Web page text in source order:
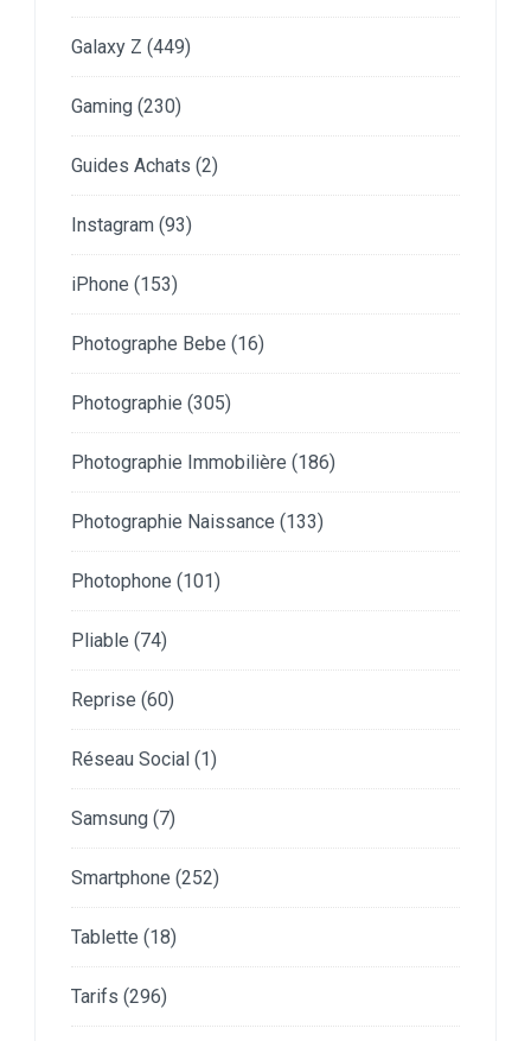
Galaxy Z (449)
Gaming (230)
Guides Achats (2)
Instagram (93)
iPhone (153)
Photographe Bebe (16)
Photographie (305)
Photographie Immobilière (186)
Photographie Naissance (133)
Photophone (101)
Pliable (74)
Reprise (60)
Réseau Social (1)
Samsung (7)
Smartphone (252)
Tablette (18)
Tarifs (296)